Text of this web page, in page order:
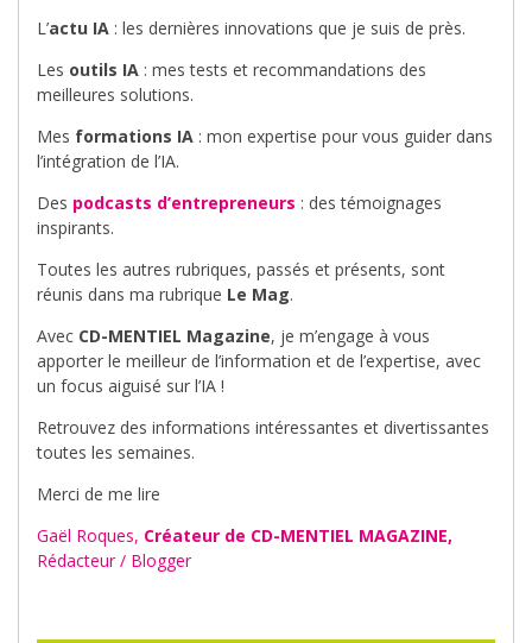
L’actu IA : les dernières innovations que je suis de près.
Les outils IA : mes tests et recommandations des
meilleures solutions.
Mes formations IA : mon expertise pour vous guider dans
l’intégration de l’IA.
Des podcasts d’entrepreneurs : des témoignages
inspirants.
Toutes les autres rubriques, passés et présents, sont
réunis dans ma rubrique Le Mag.
Avec CD-MENTIEL Magazine, je m’engage à vous
apporter le meilleur de l’information et de l’expertise, avec
un focus aiguisé sur l’IA !
Retrouvez des informations intéressantes et divertissantes
toutes les semaines.
Merci de me lire
Gaël Roques, Créateur de CD-MENTIEL MAGAZINE,
Rédacteur / Blogger